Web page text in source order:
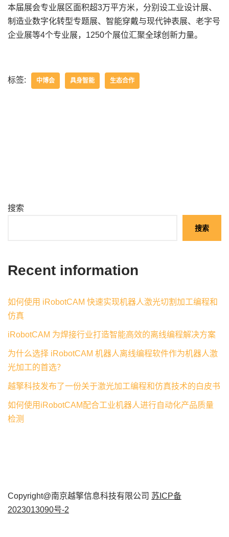
本届展会专业展区面积超3万平方米，分别设工业设计展、
制造业数字化转型专题展、智能穿戴与现代钟表展、老字号
企业展等4个专业展，1250个展位汇聚全球创新力量。
标签: 中博会 具身智能 生态合作
搜索
搜索
Recent information
如何使用 iRobotCAM 快速实现机器人激光切割加工编程和
仿真
iRobotCAM 为焊接行业打造智能高效的离线编程解决方案
为什么选择 iRobotCAM 机器人离线编程软件作为机器人激
光加工的首选？
越擎科技发布了一份关于激光加工编程和仿真技术的白皮书
如何使用iRobotCAM配合工业机器人进行自动化产品质量
检测
Copyright@南京越擎信息科技有限公司 苏ICP备
2023013090号-2